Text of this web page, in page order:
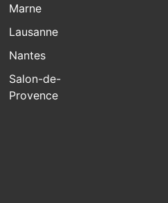
Marne
Lausanne
Nantes
Salon-de-
Provence